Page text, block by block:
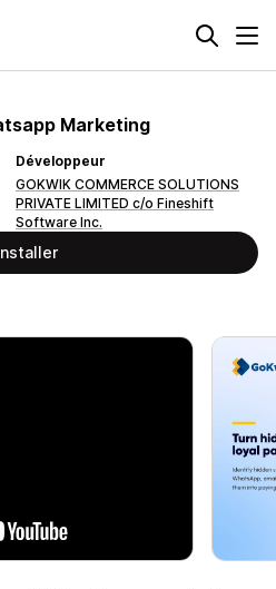
Marketing
Développeur
GOKWIK COMMERCE SOLUTIONS
PRIVATE LIMITED c/o Fineshift
Software Inc.